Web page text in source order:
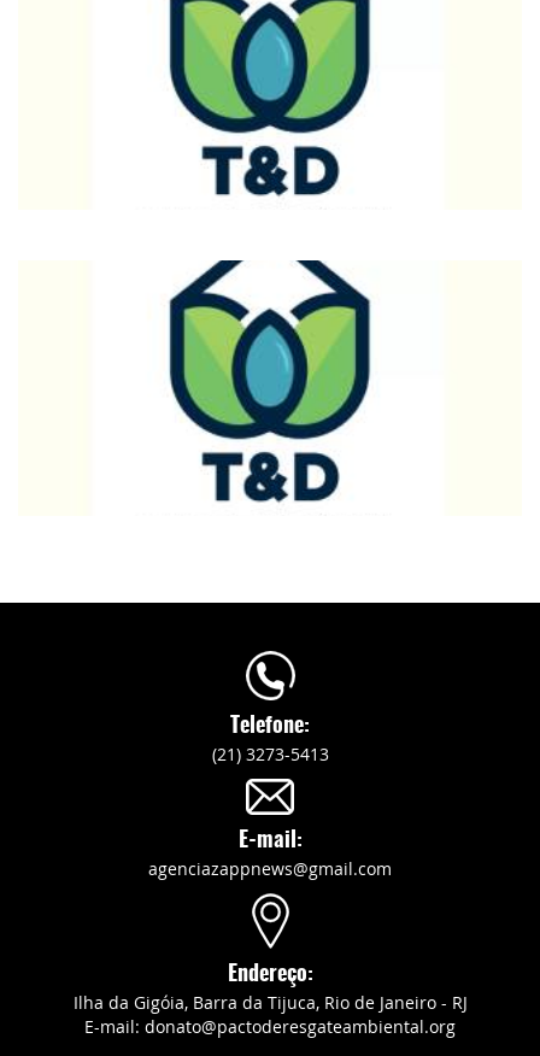
Telefone:
(21) 3273-5413
E-mail:
agenciazappnews@gmail.com
Endereço:
Ilha da Gigóia, Barra da Tijuca, Rio de Janeiro - RJ
E-mail: donato@pactoderesgateambiental.org